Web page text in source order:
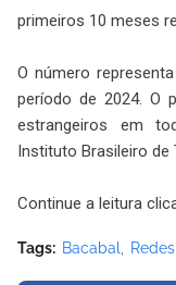
primeiros 10 meses
O número
período de 2024. O
estrangeiros em
Instituto Brasileiro de
Continue a leitura
Tags: Bacabal